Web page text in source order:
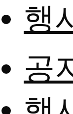
행
공